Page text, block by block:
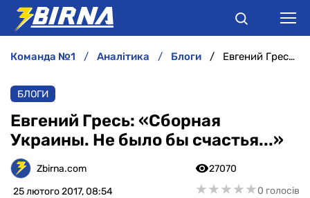
АНАЛІТИКА
ІНТЕРВ'Ю
РІЗНЕ
команда №1 аналітика блоги Евгений Гресь: «Сборная Украины. Не было бы счастья...»
БЛОГИ
Евгений Гресь: «Сборная
Украины. Не было бы счастья...»
Zbirna.com
25 лютого 2017, 08:54
27070
★★★★★
★★★★★0 голосів